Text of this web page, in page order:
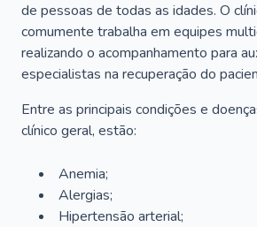
de pessoas de todas as idades. O
comumente trabalha em equipes
realizando o acompanhamento para
especialistas na recuperação do
Entre as principais condições e
clínico geral, estão:
Anemia;
Alergias;
Hipertensão arterial;